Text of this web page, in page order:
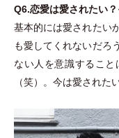
Q6.恋愛は愛されたい
基本的には愛されたい
も愛してくれないだろ
ない人を意識するこ
（笑） 。今は愛された